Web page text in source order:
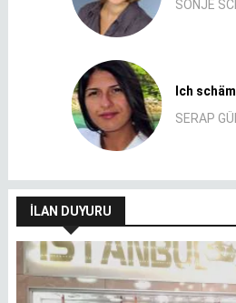
SONJE
Ich
SERAP
İLAN DUYURU